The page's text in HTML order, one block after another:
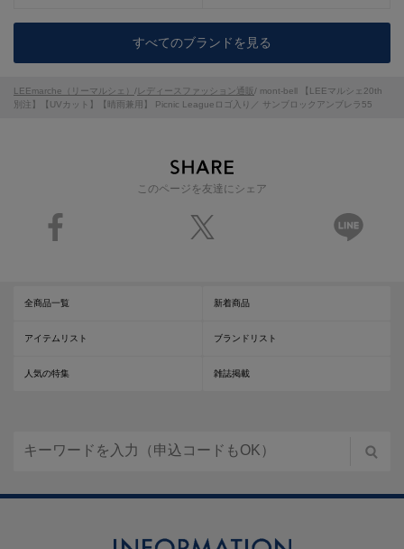
このページを友達にシェア
すべてのブランドを見る
LEEmarche（リーマルシェ） / レディースファッション通販/ mont-bell 【LEEマルシェ20th
別注】【UVカット】【晴雨兼用】 Picnic Leagueロゴ入り／ サンブロックアンブレラ55
全商品一覧 新着商品
アイテムリスト ブランドリスト
人気の特集 雑誌掲載